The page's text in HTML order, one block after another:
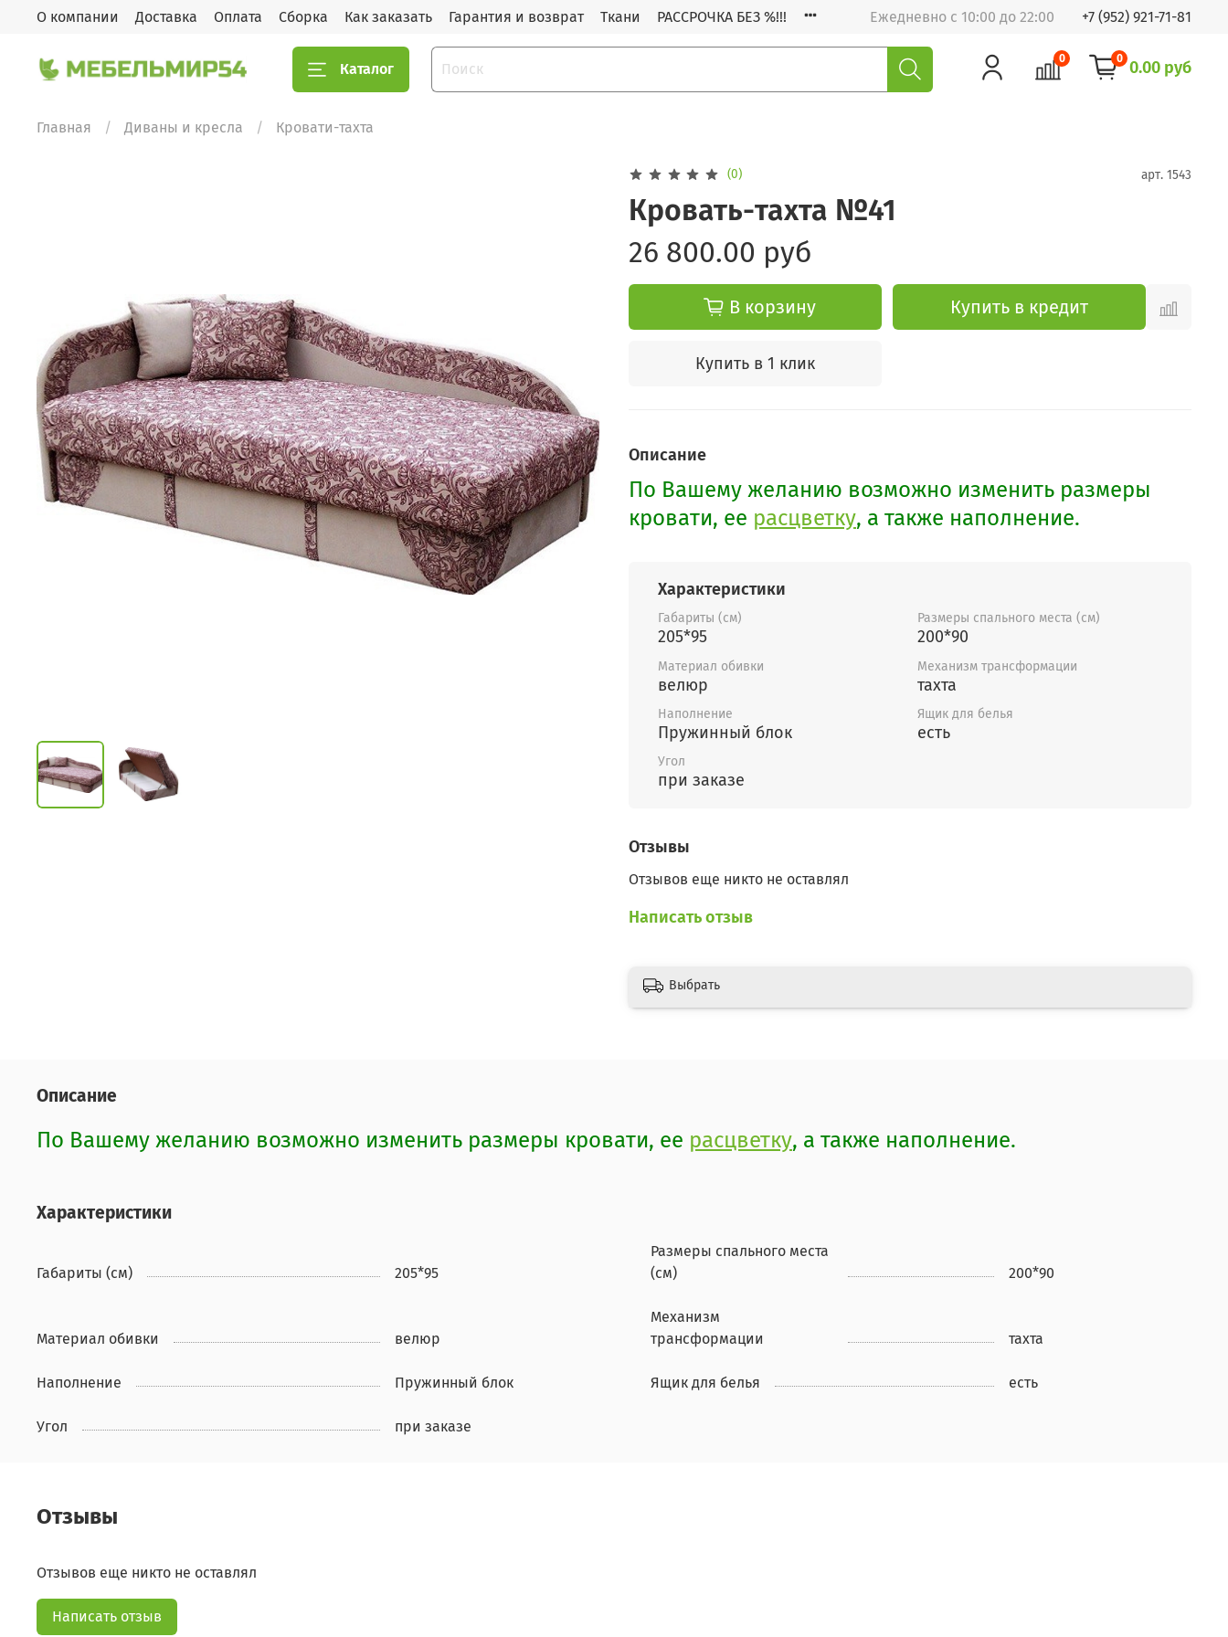
О компании Доставка Оплата Сборка Как заказать Гарантия и возврат Ткани РАССРОЧКА БЕЗ %!!! Ежедневно с 10:00 до 22:00 +7 (952) 921-71-81
Каталог
0 0 0.00 руб
Главная Диваны и кресла Кровати-тахта
(0) арт. 1543
Кровать-тахта №41
26 800.00 руб
В корзину Купить в кредит
Купить в 1 клик
Описание
По Вашему желанию возможно изменить размеры
кровати, ее расцветку, а также наполнение.
Характеристики
Габариты (см)
205*95
Размеры спального места (см)
200*90
Материал обивки
велюр
Механизм трансформации
тахта
Наполнение
Пружинный блок
Ящик для белья
есть
Угол
при заказе
Отзывы
Отзывов еще никто не оставлял
Написать отзыв
Выбрать
Описание
По Вашему желанию возможно изменить размеры кровати, ее расцветку, а также наполнение.
Характеристики
Габариты (см) 205*95
Размеры спального места
(см)
200*90
Материал обивки велюр
Механизм
трансформации
тахта
Наполнение Пружинный блок Ящик для белья есть
Угол при заказе
Отзывы
Отзывов еще никто не оставлял
Написать отзыв